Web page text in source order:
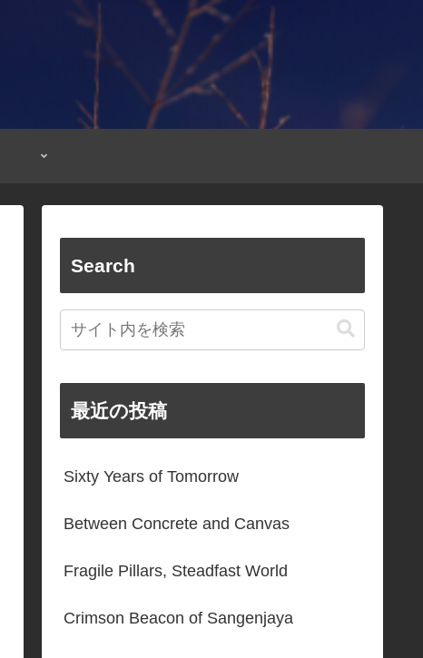
Search
最近の投稿
Sixty Years of Tomorrow
Between Concrete and Canvas
Fragile Pillars, Steadfast World
Crimson Beacon of Sangenjaya